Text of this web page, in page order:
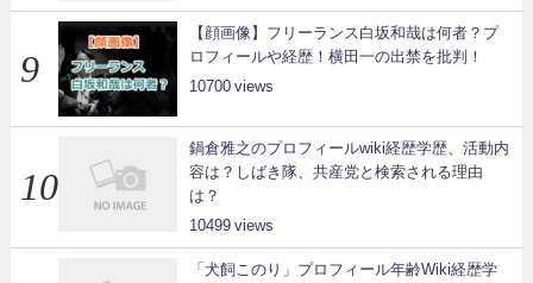
【顔画像】フリーランス白坂和哉は何者？プ
ロフィールや経歴！横田一の出禁を批判！
10700
鍋倉雅之のプロフィールwiki経歴学歴、活動内
容は？しばき隊、共産党と検索される理由
は？
10499
「犬飼このり」プロフィール年齢Wiki経歴学